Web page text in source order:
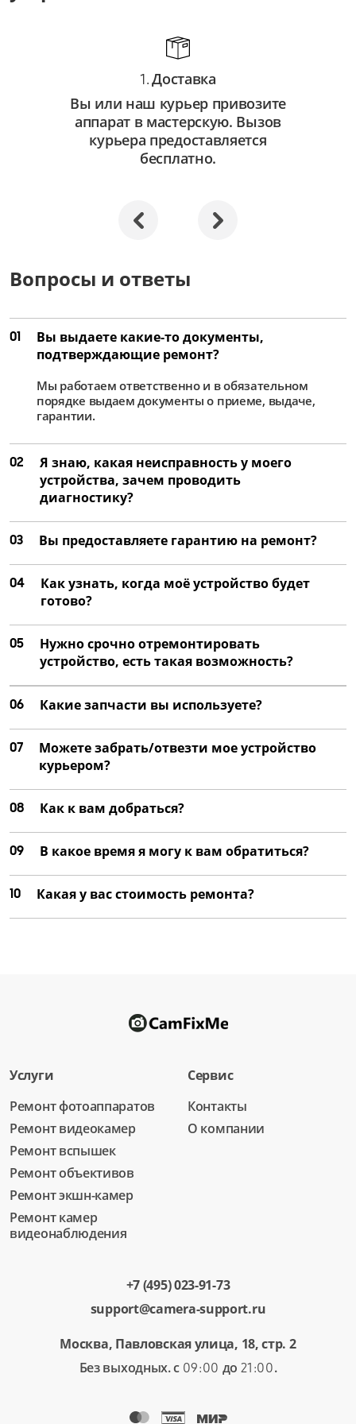
Ремонт оптических элементов
1.Доставка
Вы или наш курьер привозите
аппарат в мастерскую. Вызов
курьера предоставляется
бесплатно.
Вопросы и ответы
01
Вы выдаете какие-то документы,
подтверждающие ремонт?
Мы работаем ответственно и в обязательном
порядке выдаем документы о приеме, выдаче,
гарантии.
02
Я знаю, какая неисправность у моего
устройства, зачем проводить
диагностику?
03 Вы предоставляете гарантию на ремонт?
04
Как узнать, когда моё устройство будет
готово?
05
Нужно срочно отремонтировать
устройство, есть такая возможность?
06 Какие запчасти вы используете?
07
Можете забрать/отвезти мое устройство
курьером?
08 Как к вам добраться?
09 В какое время я могу к вам обратиться?
10 Какая у вас стоимость ремонта?
Услуги
Ремонт фотоаппаратов
Ремонт видеокамер
Ремонт вспышек
Ремонт объективов
Ремонт экшн-камер
Ремонт камер
видеонаблюдения
Сервис
Контакты
О компании
+7 (495) 023-91-73
support@camera-support.ru
Москва, Павловская улица, 18, стр. 2
Без выходных. с 09:00 до 21:00.